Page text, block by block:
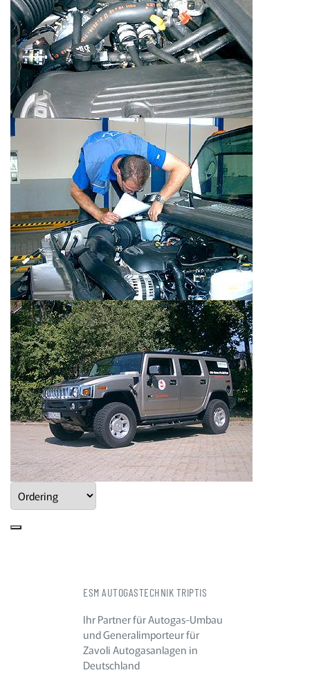
ESM AUTOGASTECHNIK TRIPTIS
Ihr Partner für Autogas-Umbau
und Generalimporteur für
Zavoli Autogasanlagen in
Deutschland